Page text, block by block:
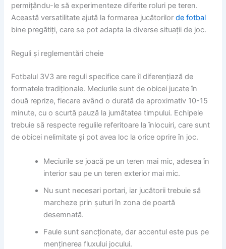
permițându-le să experimenteze diferite roluri pe teren.
Această versatilitate ajută la formarea jucătorilorde fotbal
bine pregătiți, care se pot adapta la diverse situații de joc.
Reguli și reglementări cheie
Fotbalul 3V3 are reguli specifice care îl diferențiază de
formatele tradiționale. Meciurile sunt de obicei jucate în
două reprize, fiecare având o durată de aproximativ 10-15
minute, cu o scurtă pauză la jumătatea timpului. Echipele
trebuie să respecte regulile referitoare la înlocuiri, care sunt
de obicei nelimitate și pot avea loc la orice oprire în joc.
Meciurile se joacă pe un teren mai mic, adesea în
interior sau pe un teren exterior mai mic.
Nu sunt necesari portari, iar jucătorii trebuie să
marcheze prin șuturi în zona de poartă
desemnată.
Faule sunt sancționate, dar accentul este pus pe
menținerea fluxului jocului.